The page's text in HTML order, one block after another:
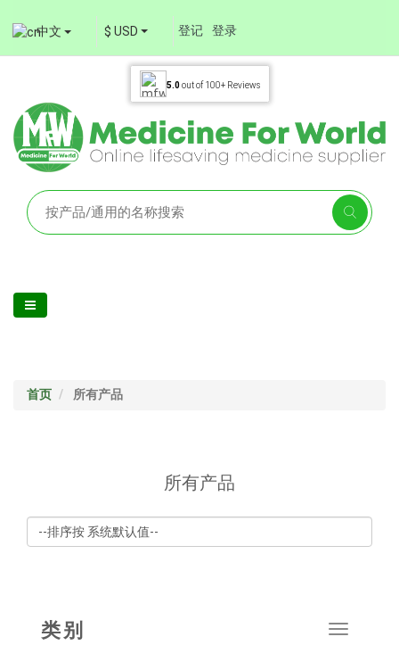
中文 $ USD 登记 登录
5.0out of 100+ Reviews
首页 所有产品
所有产品
Toggle
类别